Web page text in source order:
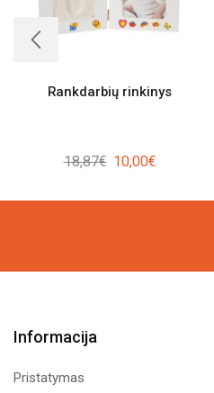
Rankdarbių rinkinys
18,87€ Original
was:
10,00€Current
is:
Informacija
Pristatymas